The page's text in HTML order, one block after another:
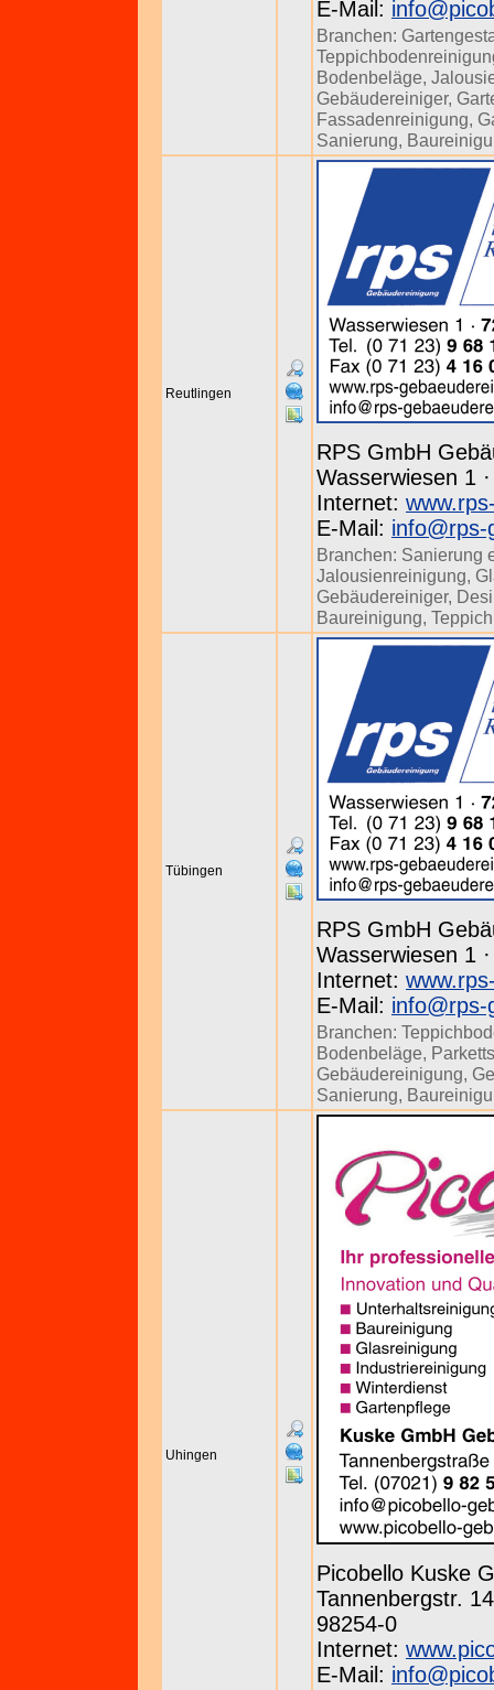
E-Mail:
Branchen:
Bodenbeläge,
Gebäudereiniger,
Fassadenreinigung,
Sanierung,
Reutlingen
RPS GmbH
Wasserwiesen 1
Internet:
E-Mail: info@rps-
Branchen: Sanierung
Jalousienreinigung,
Gebäudereiniger,
Baureinigung,
Tübingen
RPS GmbH
Wasserwiesen 1
Internet:
E-Mail: info@rps-
Branchen:
Bodenbeläge,
Gebäudereinigung,
Sanierung,
Uhingen
Picobello Kuske
Tannenbergstr.
98254-0
Internet:
E-Mail: